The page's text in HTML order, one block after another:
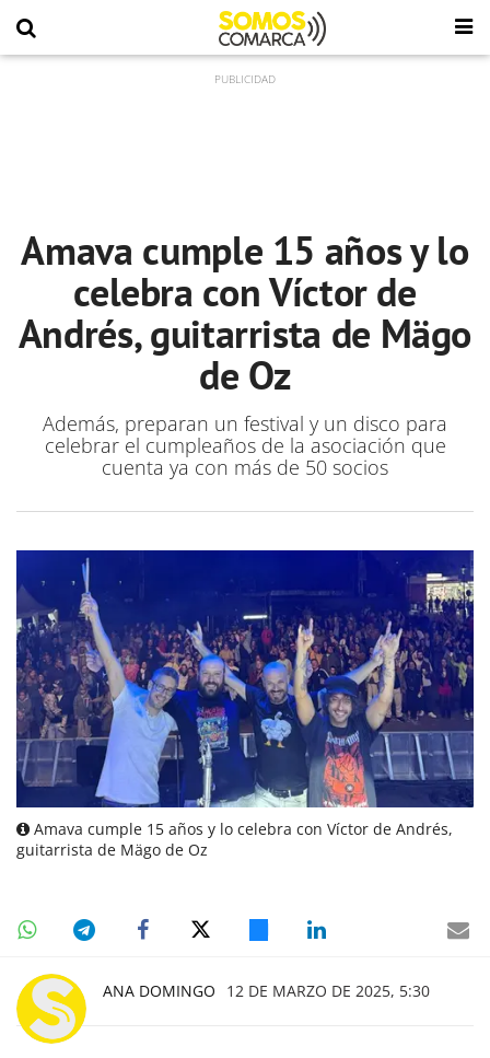
Amava cumple 15 años y lo
celebra con Víctor de
Andrés, guitarrista de Mägo
de Oz
Además, preparan un festival y un disco para
celebrar el cumpleaños de la asociación que
cuenta ya con más de 50 socios
Amava cumple 15 años y lo celebra con Víctor de Andrés,
guitarrista de Mägo de Oz
ANA DOMINGO 12 DE MARZO DE 2025, 5:30